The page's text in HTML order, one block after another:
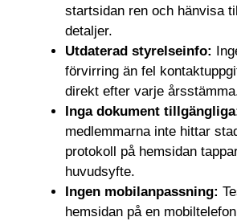
startsidan ren och hänvisa
detaljer.
Utdaterad styrelseinfo:
förvirring än fel
direkt efter varje
Inga dokument
medlemmarna inte hittar
protokoll på hemsidan
huvudsyfte.
Ingen mobilanpassning:
hemsidan på en